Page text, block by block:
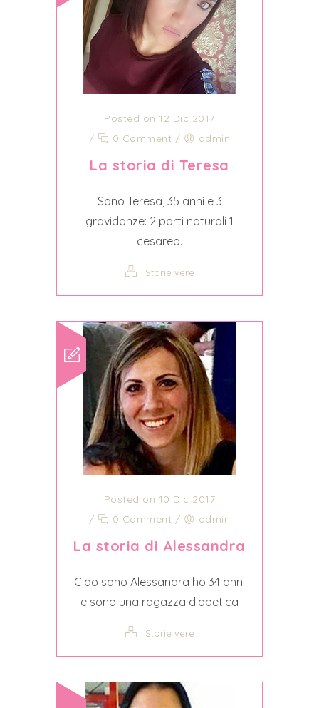
Posted on 12 Dic 2017
/
0 Comment / admin
La storia di Teresa
Sono Teresa, 35 anni e 3
gravidanze: 2 parti naturali 1
cesareo.
Storie vere
Posted on 10 Dic 2017
/
0 Comment / admin
La storia di Alessandra
Ciao sono Alessandra ho 34 anni
e sono una ragazza diabetica
Storie vere